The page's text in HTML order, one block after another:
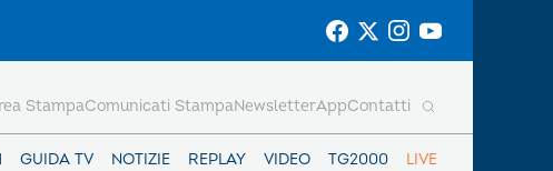
GUIDA TV NOTIZIE REPLAY VIDEO TG2000 LIVE
StampaComunicati StampaNewsletterAppContatti